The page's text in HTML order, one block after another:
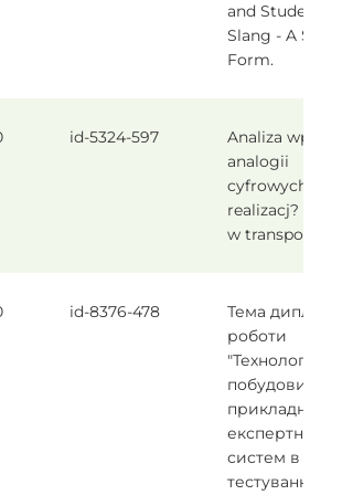
and Student
Slang - A
Form.
id-5324-597
Analiza
analogii
cyfrowych na
realizacj?
w
id-8376-478
Тема
роботи
"Технологія
побудови
прикладних
експертних
систем в
тестування